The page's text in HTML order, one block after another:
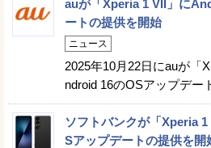
auが「Xperia 1 VII」に
ートの提供を開始
ニュース
2025年10月22日にauが「
ndroid 16のOSアップデー
ソフトバンクが「Xperia
Sアップデートの提供を開